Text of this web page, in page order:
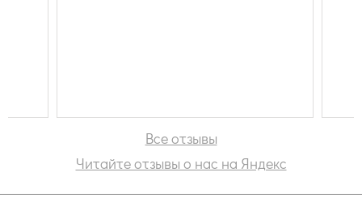
Все отзывы
Читайте отзывы о нас на Яндекс